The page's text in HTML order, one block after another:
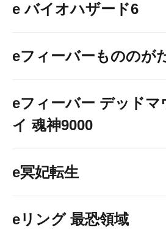
e バイオハザード6
eフィーバーもののが
eフィーバー デッド
イ 魂神9000
e冥妃転生
eリング 最恐領域